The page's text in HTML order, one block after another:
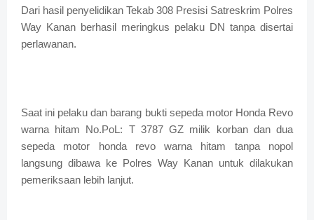
Dari hasil penyelidikan Tekab 308 Presisi Satreskrim Polres
Way Kanan berhasil meringkus pelaku DN tanpa disertai
perlawanan.
Saat ini pelaku dan barang bukti sepeda motor Honda Revo
warna hitam No.PoL: T 3787 GZ milik korban dan dua
sepeda motor honda revo warna hitam tanpa nopol
langsung dibawa ke Polres Way Kanan untuk dilakukan
pemeriksaan lebih lanjut.